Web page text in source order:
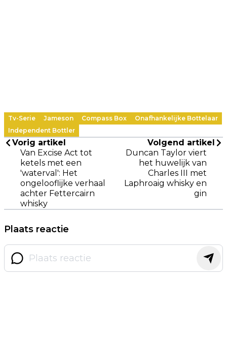
Tv-Serie Jameson Compass Box
Onafhankelijke Bottelaar
Independent Bottler
Vorig artikel
Van Excise Act tot
ketels met een
'waterval': Het
ongelooflijke verhaal
achter Fettercairn
whisky
Volgend artikel
Duncan Taylor viert
het huwelijk van
Charles III met
Laphroaig whisky en
gin
Plaats reactie